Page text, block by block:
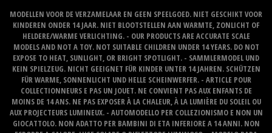
MODELLEN VOOR DE VERZAMELAAR EN GEEN SPEELGOED. NIET GESCHIKT VOOR
KINDEREN ONDER 14 JAAR. NIET BLOOTSTELLEN AAN WARMTE, ZONLICHT OF
HELDERE/WARME VERLICHTING. - OUR PRODUCTS ARE ACCURATE SCALE
MODELS AND NOT A TOY. NOT SUITABLE CHILDREN UNDER 14 YEARS. DO NOT
EXPOSE TO HEAT, SUNLIGHT, OR BRIGHT SPOTLIGHT. - SAMMLERMODEL UND
KEIN SPIELZEUG. NICHT GEEIGNET FÜR KINDER UNTER 14 JAHREN. SCHÜTZEN
FÜR WARME, SONNENLICHT UND HELLE SCHEINWERFER. - ARTICLE POUR
COLLECTIONNEURS E PAS UN JOUET. NE CONVIENT PAS AUX ENFANTS DE
MOINS DE 14 ANS. NE PAS EXPOSER À LA CHALEUR, À LA LUMIÈRE DU SOLEIL OU
AUX PROJECTEURS LUMINEUX. - AUTOMODELLO PER COLLEZIONISMO E NON UN
GIOCATTOLO. NON ADATTO PER BAMBINI DI ETA INFERIORE A 14 ANNI. NON